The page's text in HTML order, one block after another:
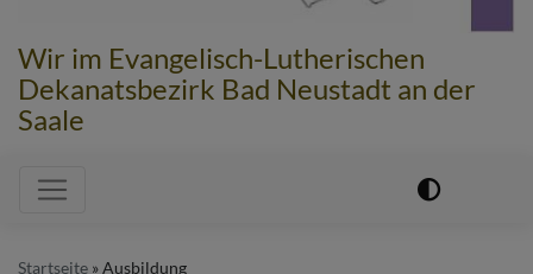
Wir im Evangelisch-Lutherischen
Dekanatsbezirk Bad Neustadt an der
Saale
Hauptnavigation
Startseite Ausbildung